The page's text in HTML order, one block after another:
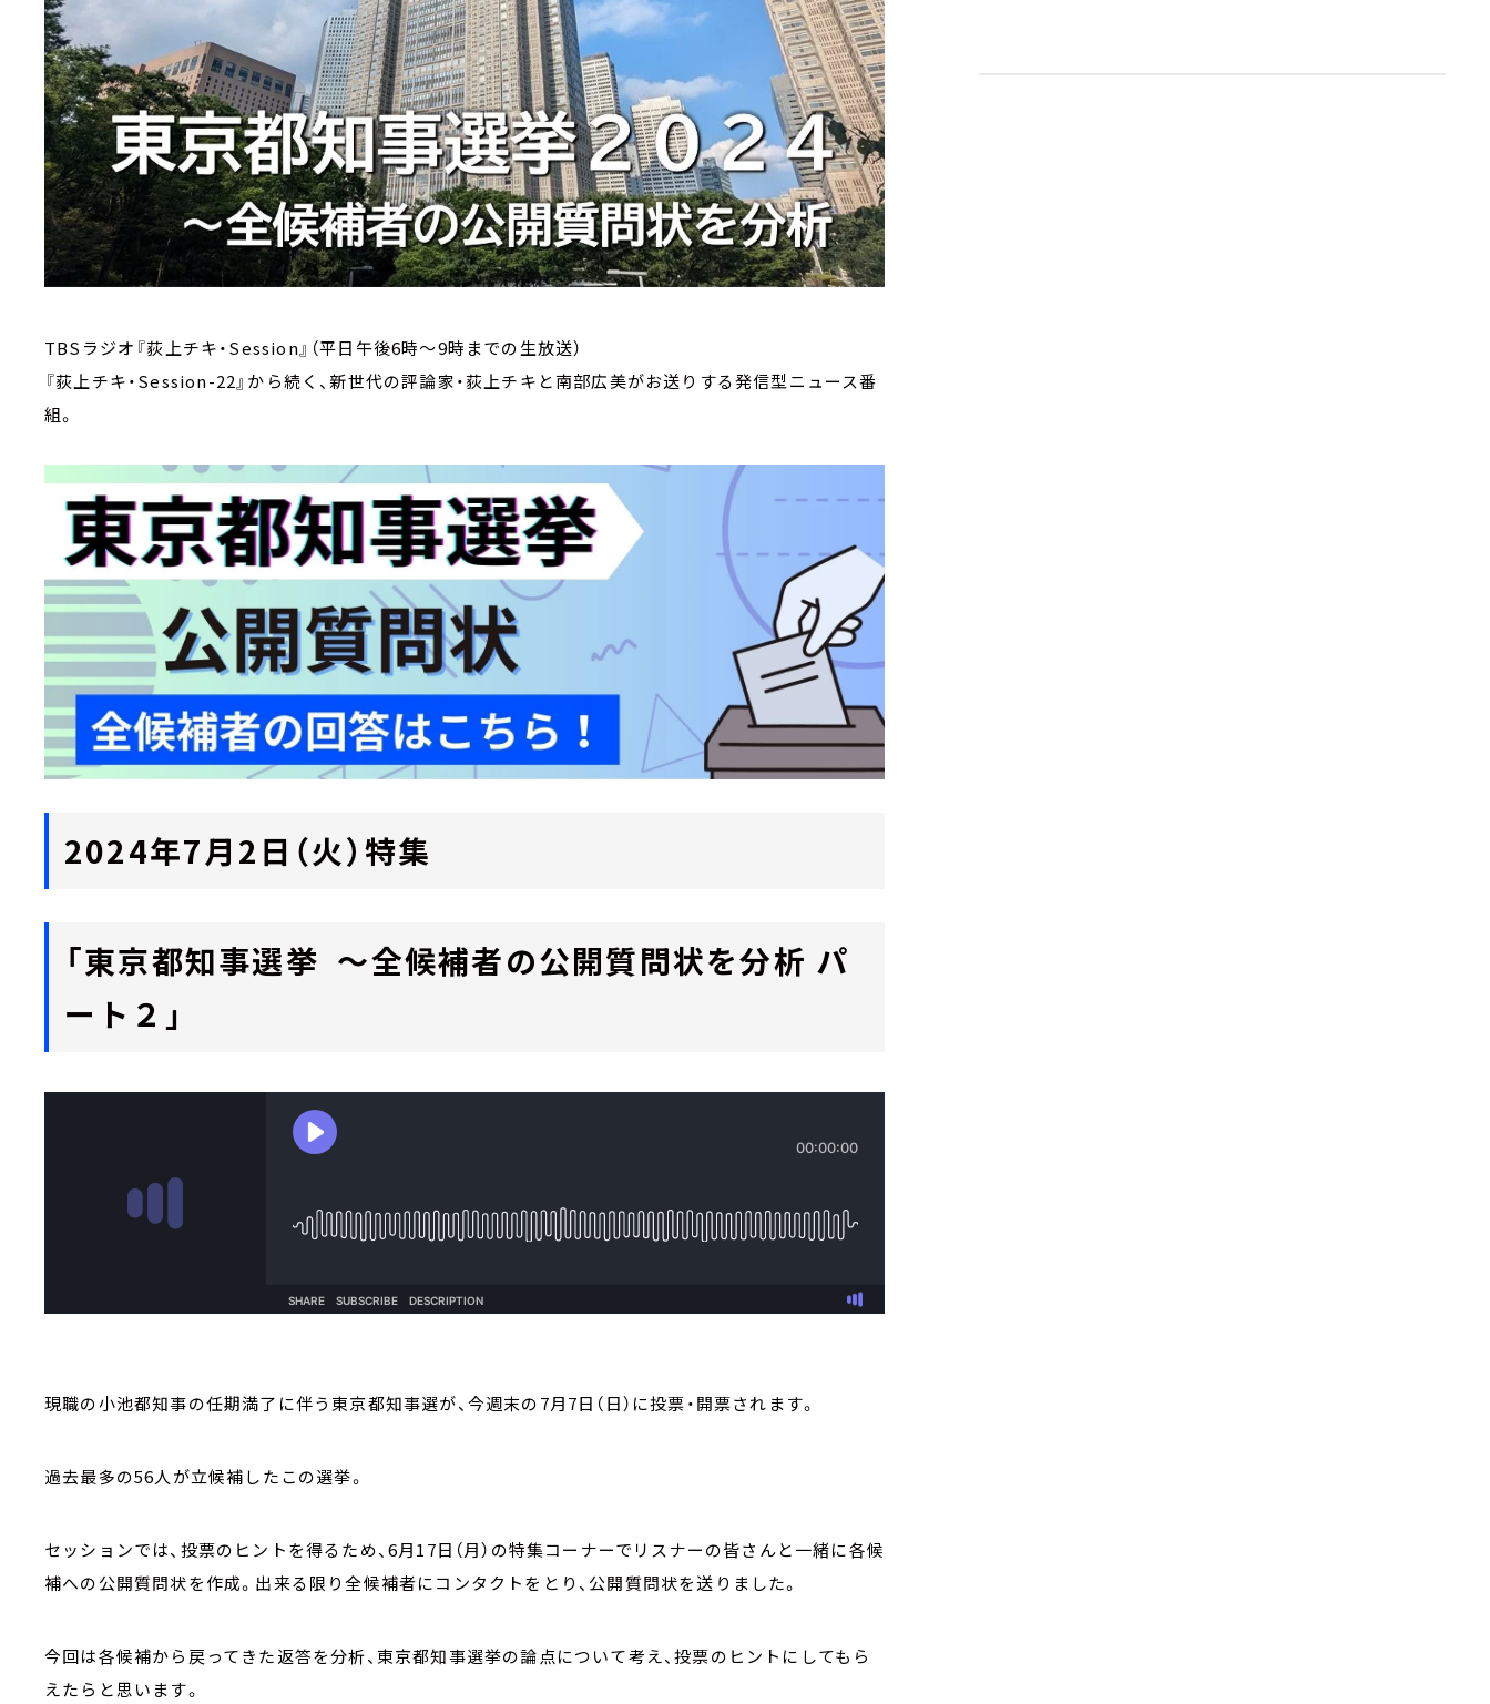
TBSラジオ『荻上チキ・Session』（平日午後6時～9時までの生放送）
『荻上チキ・Session-22』から続く、新世代の評論家・荻上チキと南部広美がお送りする発信型ニュース番
組。
2024年7月2日（火）特集
「東京都知事選挙 ～全候補者の公開質問状を分析 パ
ート２」
現職の小池都知事の任期満了に伴う東京都知事選が、今週末の7月7日（日）に投票・開票されます。
過去最多の56人が立候補したこの選挙。
セッションでは、投票のヒントを得るため、6月17日（月）の特集コーナーでリスナーの皆さんと一緒に各候
補への公開質問状を作成。出来る限り全候補者にコンタクトをとり、公開質問状を送りました。
今回は各候補から戻ってきた返答を分析、東京都知事選挙の論点について考え、投票のヒントにしてもら
えたらと思います。